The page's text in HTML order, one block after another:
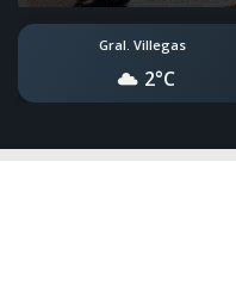
Gral. Villegas
2°C